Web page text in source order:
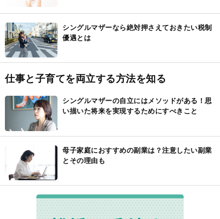
シングルマザーなら絶対押さえておきたい税制
優遇とは
仕事と子育てを両立する方法を知る
シングルマザーの自立にはメソッドがある！思
い描いた将来を実現するためにすべきこと
母子家庭におすすめの副業は？注意したい副業
とその理由も